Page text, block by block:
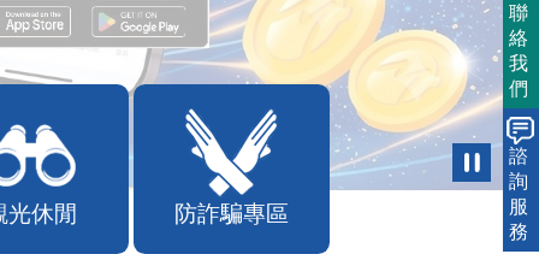
聯
絡
我
們
諮
詢
服
務